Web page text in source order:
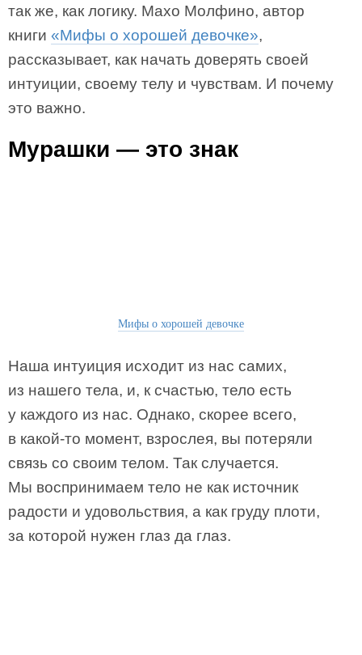
так же, как логику. Махо Молфино, автор
книги «Мифы о хорошей девочке»,
рассказывает, как начать доверять своей
интуиции, своему телу и чувствам. И почему
это важно.
Мурашки — это знак
Мифы о хорошей девочке
Наша интуиция исходит из нас самих,
из нашего тела, и, к счастью, тело есть
у каждого из нас. Однако, скорее всего,
в какой-то момент, взрослея, вы потеряли
связь со своим телом. Так случается.
Мы воспринимаем тело не как источник
радости и удовольствия, а как груду плоти,
за которой нужен глаз да глаз.